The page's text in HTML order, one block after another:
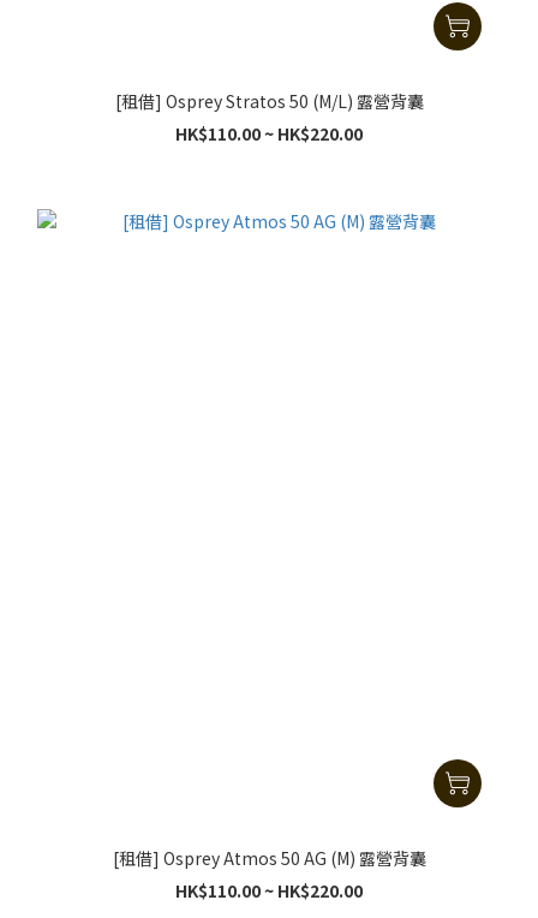
[租借] Osprey Stratos 50 (M/L) 露營背囊
HK$110.00 ~ HK$220.00
[租借] Osprey Atmos 50 AG (M) 露營背囊
HK$110.00 ~ HK$220.00